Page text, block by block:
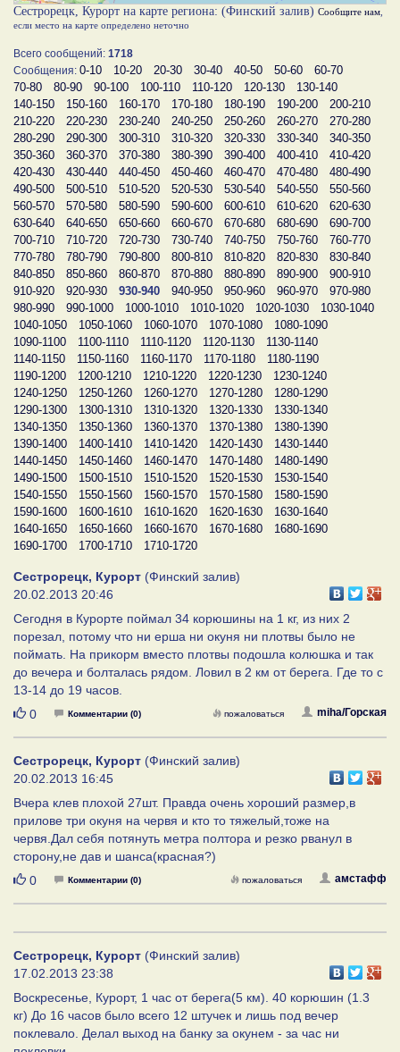
Сестрорецк, Курорт на карте региона: (Финский залив) Сообщите нам
если место на карте определено неточно
Всего сообщений: 1718
Сообщения: 0-10 10-20 20-30 30-40 40-50 50-60
60-70
70-80
80-90 90-100 100-110 110-120 120-130
130-140
140-150
150-160 160-170 170-180 180-190 190-200
200-210
210-220
220-230 230-240 240-250 250-260 260-270
270-280
280-290
290-300 300-310 310-320 320-330 330-340
340-350
350-360
360-370 370-380 380-390 390-400 400-410
410-420
420-430
430-440 440-450 450-460 460-470 470-480
480-490
490-500
500-510 510-520 520-530 530-540 540-550
550-560
560-570
570-580 580-590 590-600 600-610 610-620
620-630
630-640
640-650 650-660 660-670 670-680 680-690
690-700
700-710
710-720 720-730 730-740 740-750 750-760
760-770
770-780
780-790 790-800 800-810 810-820 820-830
830-840
840-850
850-860 860-870 870-880 880-890 890-900
900-910
910-920
920-930 930-940 940-950 950-960 960-970
970-980
980-990
990-1000 1000-1010 1010-1020 1020-1030
1030-1040
1040-1050
1050-1060 1060-1070 1070-1080
1080-1090
1090-1100
1100-1110 1110-1120 1120-1130
1130-1140
1140-1150
1150-1160 1160-1170 1170-1180
1180-1190
1190-1200
1200-1210 1210-1220 1220-1230
1230-1240
1240-1250
1250-1260 1260-1270 1270-1280
1280-1290
1290-1300
1300-1310 1310-1320 1320-1330
1330-1340
1340-1350
1350-1360 1360-1370 1370-1380
1380-1390
1390-1400
1400-1410 1410-1420 1420-1430
1430-1440
1440-1450
1450-1460 1460-1470 1470-1480
1480-1490
1490-1500
1500-1510 1510-1520 1520-1530
1530-1540
1540-1550
1550-1560 1560-1570 1570-1580
1580-1590
1590-1600
1600-1610 1610-1620 1620-1630
1630-1640
1640-1650
1650-1660 1660-1670 1670-1680
1680-1690
1690-1700
1700-1710 1710-1720
Сестрорецк, Курорт (Финский залив)
20.02.2013 20:46
Сегодня в Курорте поймал 34 корюшины на 1 кг, из них 2
порезал, потому что ни ерша ни окуня ни плотвы было не
поймать. На прикорм вместо плотвы подошла колюшка и так
до вечера и болталась рядом. Ловил в 2 км от берега. Где то с
13-14 до 19 часов.
Нравится
0 Комментарии (0) miha/Горская
пожаловаться
Сестрорецк, Курорт (Финский залив)
20.02.2013 16:45
Вчера клев плохой 27шт. Правда очень хороший размер,в
прилове три окуня на червя и кто то тяжелый,тоже на
червя.Дал себя потянуть метра полтора и резко рванул в
сторону,не дав и шанса(красная?)
Нравится
0 Комментарии (0) амстафф
пожаловаться
Сестрорецк, Курорт (Финский залив)
17.02.2013 23:38
Воскресенье, Курорт, 1 час от берега(5 км). 40 корюшин (1.3
кг) До 16 часов было всего 12 штучек и лишь под вечер
поклевало. Делал выход на банку за окунем - за час ни